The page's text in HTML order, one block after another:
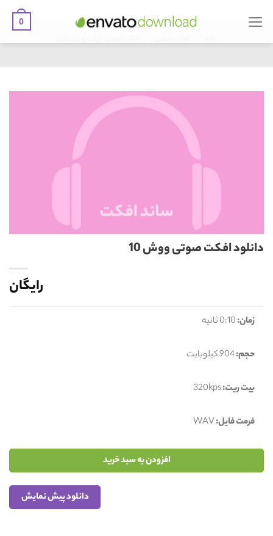
Skip
to
0
/
/
دانلود افکت صوتی ووش 10
رایگان
زمان:0:10 ثانیه
حجم:904 کیلوبایت
بیت ریت:320kps
فرمت فایل:WAV
افزودن به سبد خرید
دانلود پیش نمایش